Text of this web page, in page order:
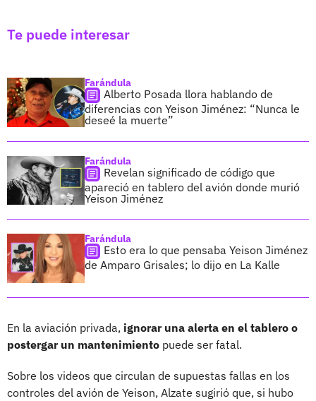
Te puede interesar
Farándula
Alberto Posada llora hablando de
diferencias con Yeison Jiménez: “Nunca le
deseé la muerte”
Farándula
Revelan significado de código que
apareció en tablero del avión donde murió
Yeison Jiménez
Farándula
Esto era lo que pensaba Yeison Jiménez
de Amparo Grisales; lo dijo en La Kalle
En la aviación privada, ignorar una alerta en el tablero o
postergar un mantenimiento puede ser fatal.
Sobre los videos que circulan de supuestas fallas en los
controles del avión de Yeison, Alzate sugirió que, si hubo